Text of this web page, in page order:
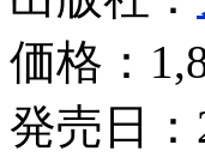
価格：
発売日：